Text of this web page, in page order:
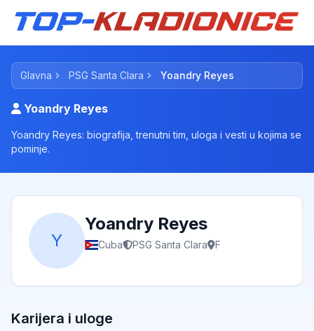
Glavna PSG Santa Clara Yoandry Reyes
Yoandry Reyes
Yoandry Reyes: biografija, trenutni tim, uloga i vesti u kojima se
pominje.
Y
Yoandry Reyes
Cuba PSG Santa Clara F
Karijera i uloge